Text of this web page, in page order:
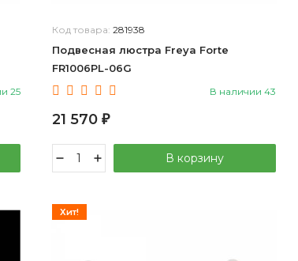
25
Код товара: 281938
Подвесная люстра Freya Forte
FR1006PL-06G
В наличии 43
21 570 ₽
В корзину
Хит!